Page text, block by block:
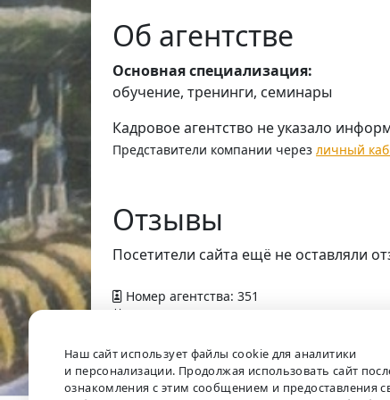
Об агентстве
Основная специализация:
обучение, тренинги, семинары
Кадровое агентство не указало
Представители компании через личный
Отзывы
Посетители сайта ещё не оставляли
Номер агентства: 351
Наш сайт использует файлы cookie для аналитики
и персонализации. Продолжая использовать сайт
ознакомления с этим сообщением и предоставления